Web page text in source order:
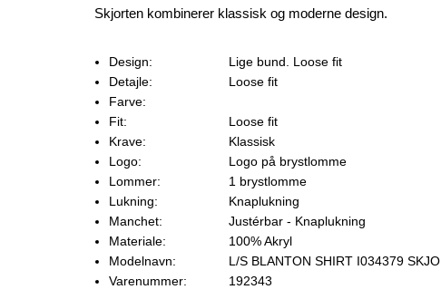
Skjorten kombinerer klassisk og moderne design.
Design:
Lige bund. Loose fit
Detajle:
Loose fit
Farve:
Fit:
Loose fit
Krave:
Klassisk
Logo:
Logo på brystlomme
Lommer:
1 brystlomme
Lukning:
Knaplukning
Manchet:
Justérbar - Knaplukning
Materiale:
100% Akryl
Modelnavn:
L/S BLANTON SHIRT I034379 SKJO
Varenummer:
192343